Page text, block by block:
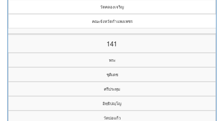
วัดคลองเจริญ
คณะจังหวัดกำแพงเพชร
141
พระ
ชุติเดช
ศรีประทุม
อิทฺธิปญฺโญ
วัดบ่อแก้ว